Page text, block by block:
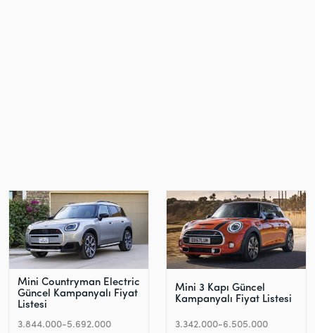
Mini Countryman Electric
Güncel Kampanyalı Fiyat
Listesi
3.844.000-5.692.000
Mini 3 Kapı Güncel
Kampanyalı Fiyat Listesi
3.342.000-6.505.000